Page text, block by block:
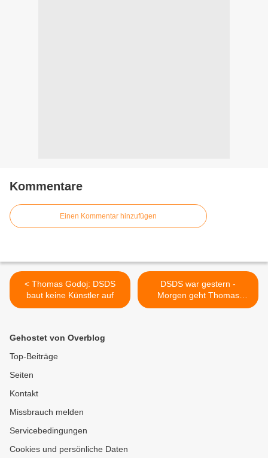
Kommentare
Einen Kommentar hinzufügen
< Thomas Godoj: DSDS
baut keine Künstler auf
DSDS war gestern -
Morgen geht Thomas
Godoj auf seine 4. Tour >
Gehostet von Overblog
Top-Beiträge
Seiten
Kontakt
Missbrauch melden
Servicebedingungen
Cookies und persönliche Daten